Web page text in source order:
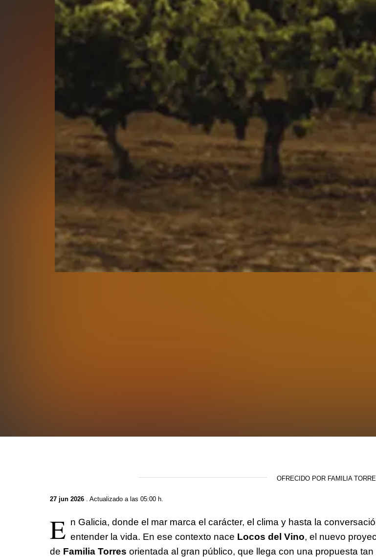
OFRECIDO POR FAMILIA
27 jun 2026 . Actualizado a las 05:00 h.
E n Galicia, donde el mar marca el carácter, el clima y hasta la
entender la vida. En ese contexto nace Locos del Vino, el nuevo
de Familia Torres orientada al gran público, que llega con una propuesta